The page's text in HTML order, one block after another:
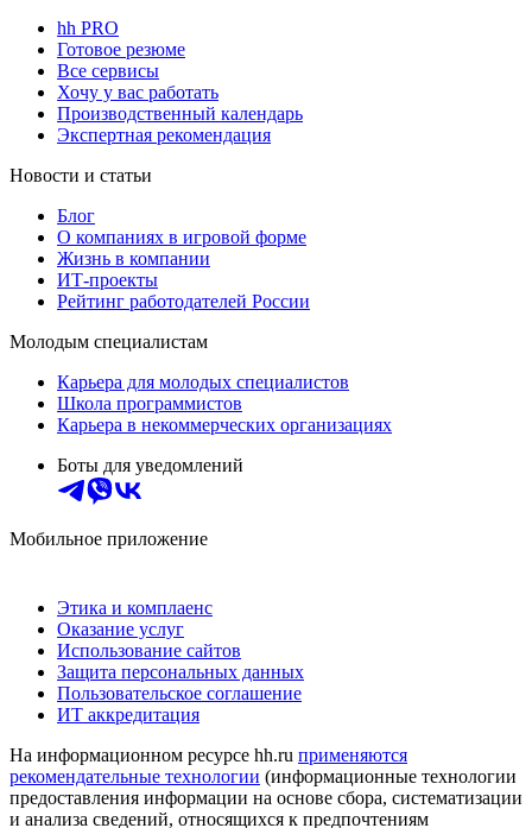
hh PRO
Готовое резюме
Все сервисы
Хочу у вас работать
Производственный календарь
Экспертная рекомендация
Новости и статьи
Блог
О компаниях в игровой форме
Жизнь в компании
ИТ-проекты
Рейтинг работодателей России
Молодым специалистам
Карьера для молодых специалистов
Школа программистов
Карьера в некоммерческих организациях
Боты для уведомлений
Мобильное приложение
Этика и комплаенс
Оказание услуг
Использование сайтов
Защита персональных данных
Пользовательское соглашение
ИТ аккредитация
На информационном ресурсе hh.ru применяются
рекомендательные технологии (информационные технологии
предоставления информации на основе сбора, систематизации
и анализа сведений, относящихся к предпочтениям